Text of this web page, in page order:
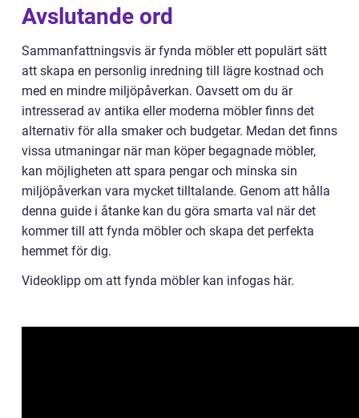
Avslutande ord
Sammanfattningsvis är fynda möbler ett populärt sätt
att skapa en personlig inredning till lägre kostnad och
med en mindre miljöpåverkan. Oavsett om du är
intresserad av antika eller moderna möbler finns det
alternativ för alla smaker och budgetar. Medan det finns
vissa utmaningar när man köper begagnade möbler,
kan möjligheten att spara pengar och minska sin
miljöpåverkan vara mycket tilltalande. Genom att hålla
denna guide i åtanke kan du göra smarta val när det
kommer till att fynda möbler och skapa det perfekta
hemmet för dig.
Videoklipp om att fynda möbler kan infogas här.